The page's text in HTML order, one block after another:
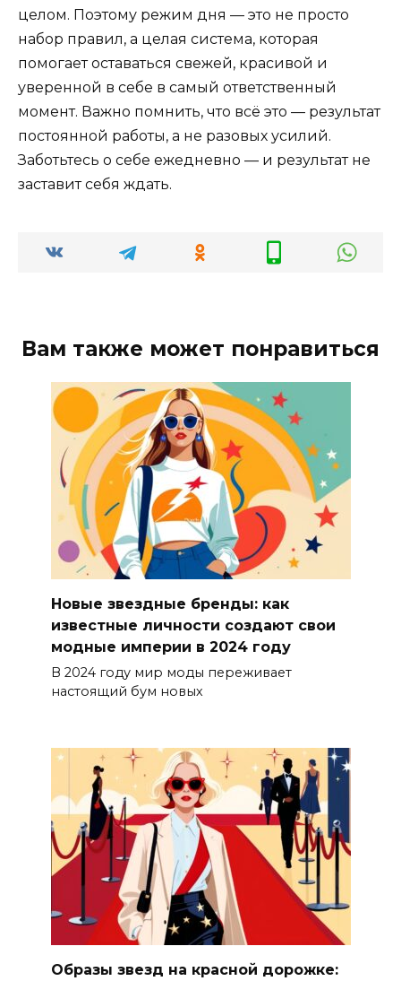
целом. Поэтому режим дня — это не просто
набор правил, а целая система, которая
помогает оставаться свежей, красивой и
уверенной в себе в самый ответственный
момент. Важно помнить, что всё это — результат
постоянной работы, а не разовых усилий.
Заботьтесь о себе ежедневно — и результат не
заставит себя ждать.
Вам также может понравиться
Новые звездные бренды: как
известные личности создают свои
модные империи в 2024 году
В 2024 году мир моды переживает
настоящий бум новых
Образы звезд на красной дорожке: